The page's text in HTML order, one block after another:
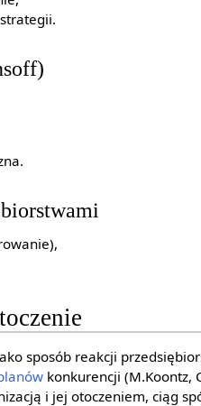
sposób reakcji
konkurencji (M.Koontz,
i jej otoczeniem, ciąg